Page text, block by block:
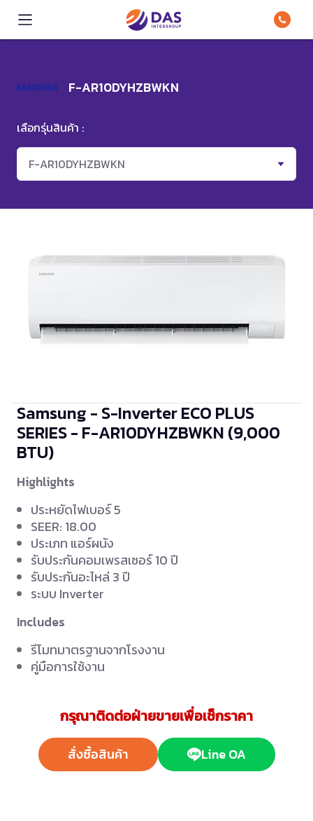
F-AR10DYHZBWKN
เลือกรุ่นสินค้า :
F-AR10DYHZBWKN
Samsung - S-Inverter ECO PLUS
SERIES - F-AR10DYHZBWKN (9,000
BTU)
Highlights
ประหยัดไฟเบอร์ 5
SEER: 18.00
ประเภท แอร์ผนัง
รับประกันคอมเพรสเซอร์ 10 ปี
รับประกันอะไหล่ 3 ปี
ระบบ Inverter
Includes
รีโมทมาตรฐานจากโรงงาน
คู่มือการใช้งาน
กรุณาติดต่อฝ่ายขายเพื่อเช็กราคา
สั่งซื้อสินค้า Line OA